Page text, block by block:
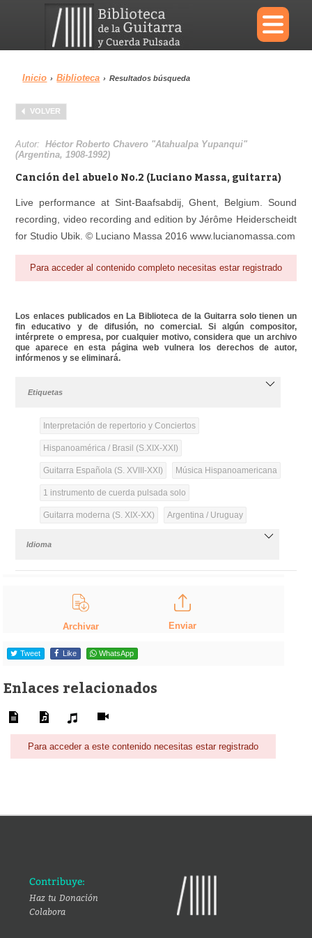
×
Menu
Biblioteca Diccionario
Área personal Reproductor
Inicio › Biblioteca › Resultados búsqueda
VOLVER
Autor:Héctor Roberto Chavero "Atahualpa Yupanqui"
(Argentina, 1908-1992)
Canción del abuelo No.2 (Luciano Massa, guitarra)
Live performance at Sint-Baafsabdij, Ghent, Belgium. Sound
recording, video recording and edition by Jérôme Heiderscheidt
for Studio Ubik. © Luciano Massa 2016 www.lucianomassa.com
Para acceder al contenido completo necesitas estar registrado
Los enlaces publicados en La Biblioteca de la Guitarra solo tienen un
fin educativo y de difusión, no comercial. Si algún compositor,
intérprete o empresa, por cualquier motivo, considera que un archivo
que aparece en esta página web vulnera los derechos de autor,
infórmenos y se eliminará.
Etiquetas
Interpretación de repertorio y Conciertos
Hispanoamérica / Brasil (S.XIX-XXI)
Guitarra Española (S. XVIII-XXI) Música Hispanoamericana
1 instrumento de cuerda pulsada solo
Guitarra moderna (S. XIX-XX) Argentina / Uruguay
Idioma
Archivar Enviar
Tweet Like WhatsApp
Enlaces relacionados
Para acceder a este contenido necesitas estar registrado
Contribuye:
Haz tu Donación
Colabora